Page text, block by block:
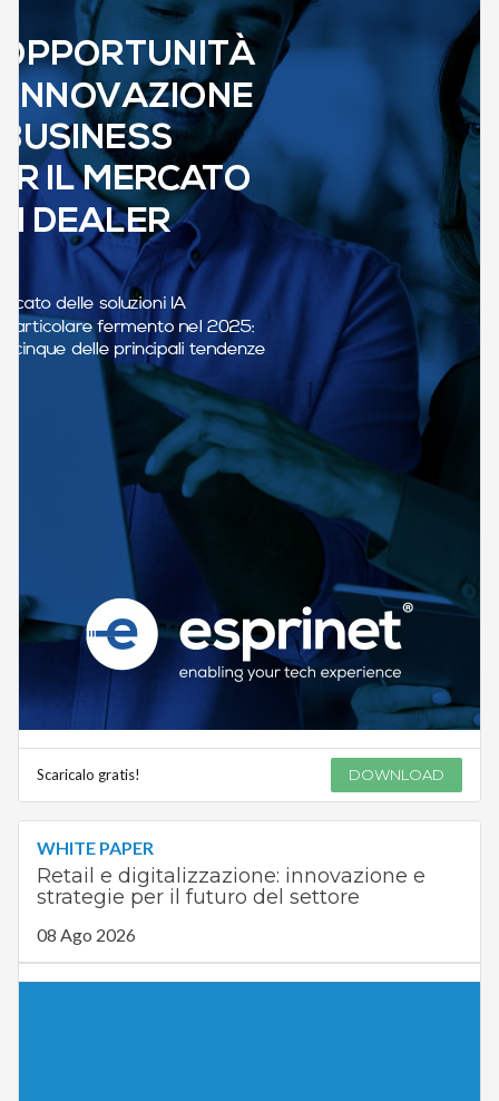
Scaricalo gratis! DOWNLOAD
WHITE PAPER
Retail e digitalizzazione: innovazione e
strategie per il futuro del settore
08 Ago 2026